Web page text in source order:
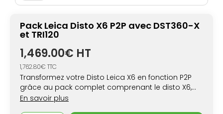
Pack Leica Disto X6 P2P avec DST360-X
et TRI120
1,469.00€ HT
1,762.80€ TTC
Transformez votre Disto Leica X6 en fonction P2P
grâce au pack complet comprenant le disto X6,
l'encodeur, DST360-X et le trépied TRI120.
En savoir plus